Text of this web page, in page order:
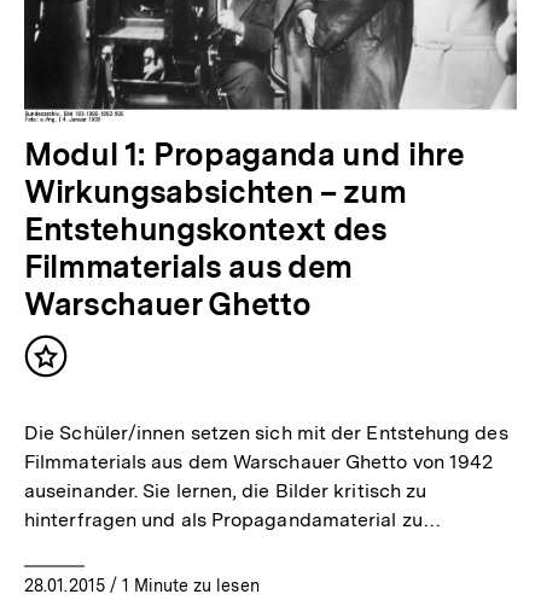
Modul 1: Propaganda und ihre
Wirkungsabsichten – zum
Entstehungskontext des
Filmmaterials aus dem
Warschauer Ghetto
Inhalt
Die Schüler/innen setzen sich mit der Entstehung des
Filmmaterials aus dem Warschauer Ghetto von 1942
auseinander. Sie lernen, die Bilder kritisch zu
hinterfragen und als Propagandamaterial zu…
28.01.2015/ 1 Minute zu lesen